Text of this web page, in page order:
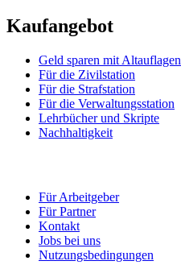
Kaufangebot
Geld sparen mit Altauflagen
Für die Zivilstation
Für die Strafstation
Für die Verwaltungsstation
Lehrbücher und Skripte
Nachhaltigkeit
Für Arbeitgeber
Für Partner
Kontakt
Jobs bei uns
Nutzungsbedingungen